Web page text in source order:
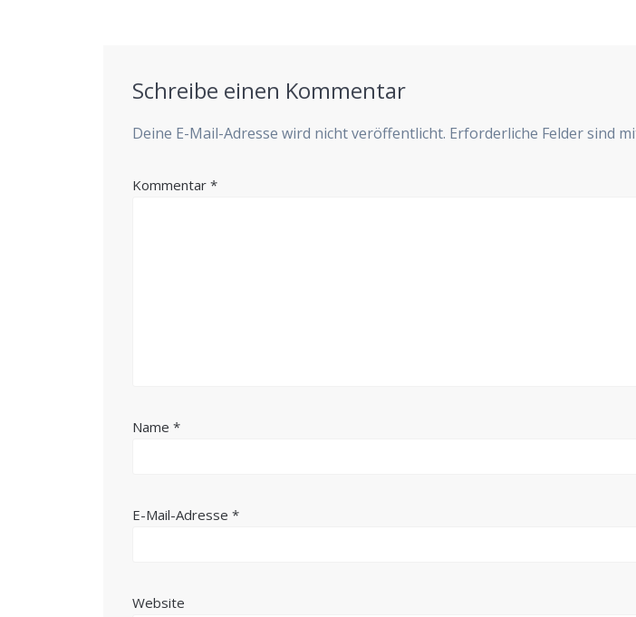
Schreibe einen Kommentar
Deine E-Mail-Adresse wird nicht veröffentlicht. Erforderliche Felder sind
Kommentar*
Name*
E-Mail-Adresse*
Website